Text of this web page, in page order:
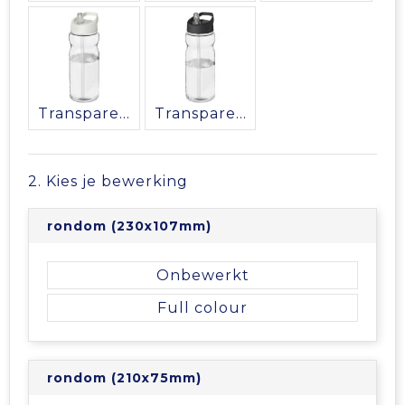
Transparent/Wit Transparent/Zwart
2. Kies je bewerking
rondom (230x107mm)
Onbewerkt
Full colour
rondom (210x75mm)